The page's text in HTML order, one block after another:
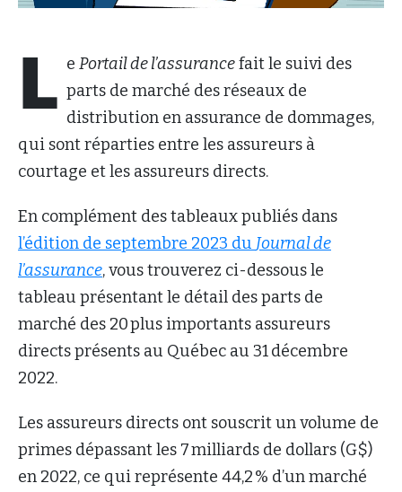
L e Portail de l’assurancefait le suivi des
parts de marché des réseaux de
distribution en assurance de dommages,
qui sont réparties entre les assureurs à
courtage et les assureurs directs.
En complément des tableaux publiés dans
l’édition de septembre 2023 du Journal de
l’assurance, vous trouverez ci-dessous le
tableau présentant le détail des parts de
marché des 20 plus importants assureurs
directs présents au Québec au 31 décembre
2022.
Les assureurs directs ont souscrit un volume de
primes dépassant les 7 milliards de dollars (G$)
en 2022, ce qui représente 44,2 % d’un marché